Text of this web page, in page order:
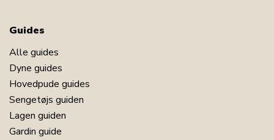
Guides
Alle guides
Dyne guides
Hovedpude guides
Sengetøjs guiden
Lagen guiden
Gardin guide